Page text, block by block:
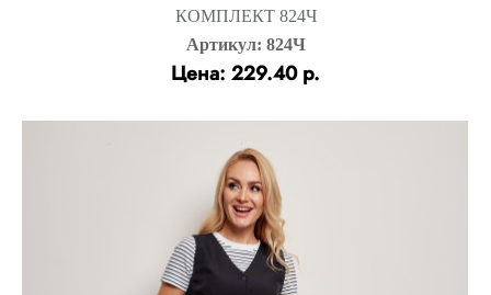
КОМПЛЕКТ 824Ч
Артикул: 824Ч
Цена: 229.40 р.